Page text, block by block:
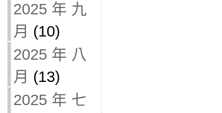
2025 年 九
月 (10)
2025 年 八
月 (13)
2025 年 七